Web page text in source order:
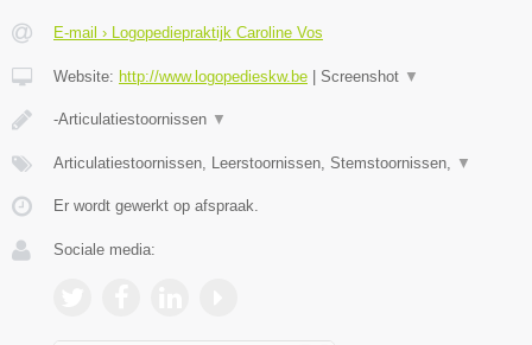
E-mail › Logopediepraktijk Caroline Vos
Website: http://www.logopedieskw.be Screenshot ▼
-Articulatiestoornissen ▼
Articulatiestoornissen, Leerstoornissen, Stemstoornissen, ▼
Er wordt gewerkt op afspraak.
Sociale media: